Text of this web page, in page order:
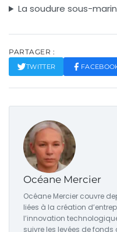
La soudure sous-
PARTAGER :
TWITTER
Océane Mercier
Océane Mercier couvre
liées à la création
l’innovation
suivre les levées de fonds